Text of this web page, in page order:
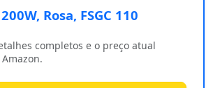
Rosa, FSGC 110
completos e o preço atual